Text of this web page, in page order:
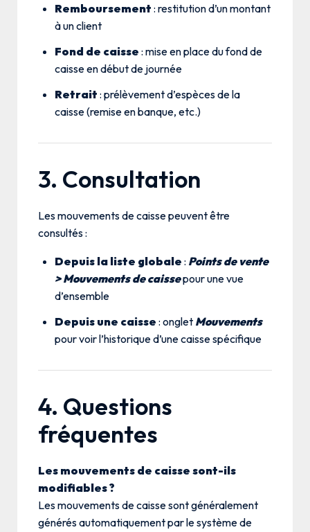
Remboursement : restitution d’un montant
à un client
Fond de caisse : mise en place du fond de
caisse en début de journée
Retrait : prélèvement d’espèces de la
caisse (remise en banque, etc.)
3. Consultation
Les mouvements de caisse peuvent être
consultés :
Depuis la liste globale : Points de vente
> Mouvements de caissepour une vue
d’ensemble
Depuis une caisse : onglet Mouvements
pour voir l’historique d’une caisse spécifique
4. Questions
fréquentes
Les mouvements de caisse sont-ils
modifiables ?
Les mouvements de caisse sont généralement
générés automatiquement par le système de